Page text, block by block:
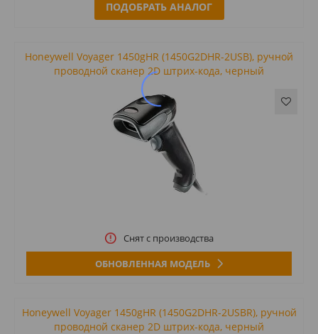
ПОДОБРАТЬ АНАЛОГ
Honeywell Voyager 1450gHR (1450G2DHR-2USB), ручной
проводной сканер 2D штрих-кода, черный
Снят с производства
ОБНОВЛЕННАЯ МОДЕЛЬ
Honeywell Voyager 1450gHR (1450G2DHR-2USBR), ручной
проводной сканер 2D штрих-кода, черный